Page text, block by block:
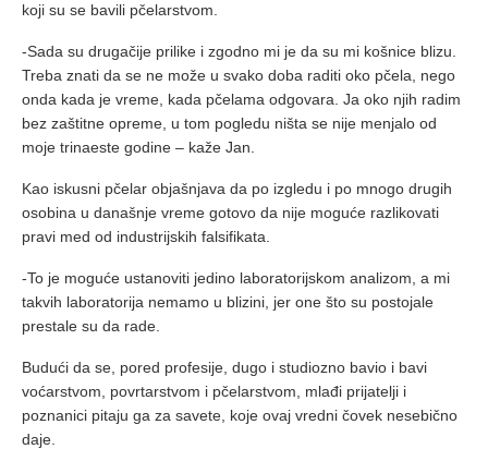
koji su se bavili pčelarstvom.
-Sada su drugačije prilike i zgodno mi je da su mi košnice blizu.
Treba znati da se ne može u svako doba raditi oko pčela, nego
onda kada je vreme, kada pčelama odgovara. Ja oko njih radim
bez zaštitne opreme, u tom pogledu ništa se nije menjalo od
moje trinaeste godine – kaže Jan.
Kao iskusni pčelar objašnjava da po izgledu i po mnogo drugih
osobina u današnje vreme gotovo da nije moguće razlikovati
pravi med od industrijskih falsifikata.
-To je moguće ustanoviti jedino laboratorijskom analizom, a mi
takvih laboratorija nemamo u blizini, jer one što su postojale
prestale su da rade.
Budući da se, pored profesije, dugo i studiozno bavio i bavi
voćarstvom, povrtarstvom i pčelarstvom, mlađi prijatelji i
poznanici pitaju ga za savete, koje ovaj vredni čovek nesebično
daje.